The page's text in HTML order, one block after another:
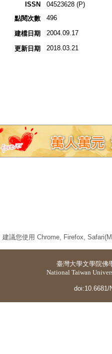
ISSN
04523628 (P)
點閱次數
496
建檔日期 2004.09.17
更新日期 2018.03.21
建議您使用 Chrome, Firefox,
臺灣大學文學院佛
National Taiwan
doi:10.6681/